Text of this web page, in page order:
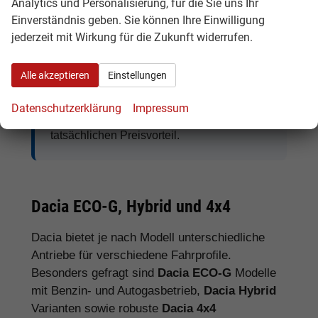
Tipp:Vergleichen Sie bei Dacia EU-
sondern auch Ausstattung, Lieferzeit,
Zusatzkosten. So erkennen Sie den
tatsächlichen Preisvorteil.
Dacia ECO-G, Hybrid und 4x4
Dacia bietet je nach Modell unterschiedliche
Antriebe für verschiedene Fahrprofile.
Besonders gefragt sind Dacia ECO-G Modelle
mit Benzin- und Autogasbetrieb, Dacia Hybrid
Varianten sowie robuste Dacia 4x4
Analytics und Personalisierung, für die Sie uns Ihr
Einverständnis geben. Sie können Ihre Einwilligung
jederzeit mit Wirkung für die Zukunft widerrufen.
Alle akzeptieren Einstellungen
Datenschutzerklärung Impressum